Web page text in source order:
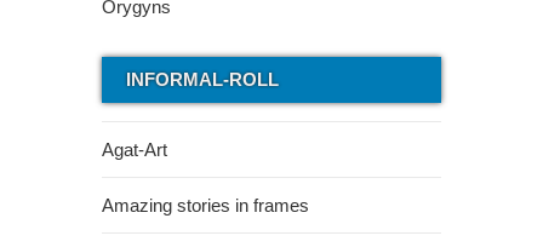
INFORMAL-ROLL
Agat-Art
Amazing stories in frames